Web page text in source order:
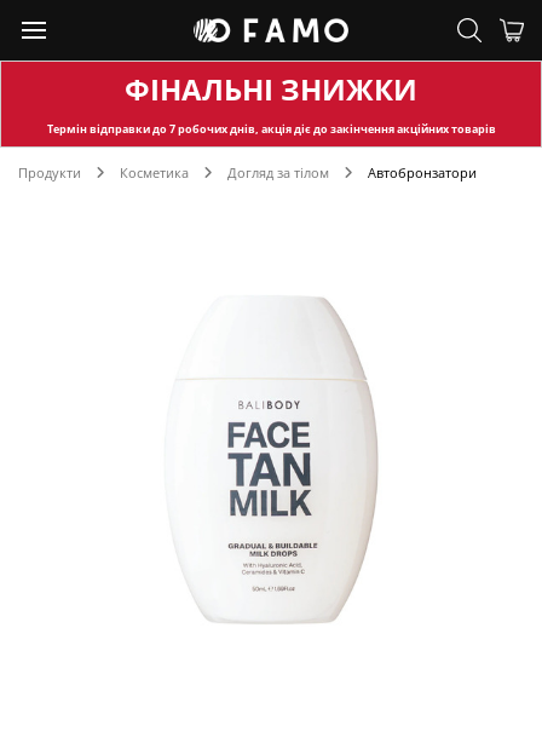
ФІНАЛЬНІ ЗНИЖКИ
Термін відправкидо 7 робочих днів, акція діє до закінчення акційних товарів
Продукти Косметика Догляд за тілом Автобронзатори